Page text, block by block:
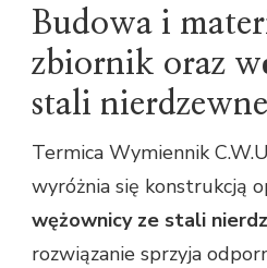
Budowa i
zbiornik oraz
stali
Termica Wymiennik
wyróżnia się konstrukcją
wężownicy ze stali
rozwiązanie sprzyja